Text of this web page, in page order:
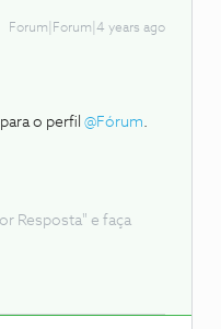
Forum|Forum|4 years ago
o perfil @Fórum.
Resposta" e faça